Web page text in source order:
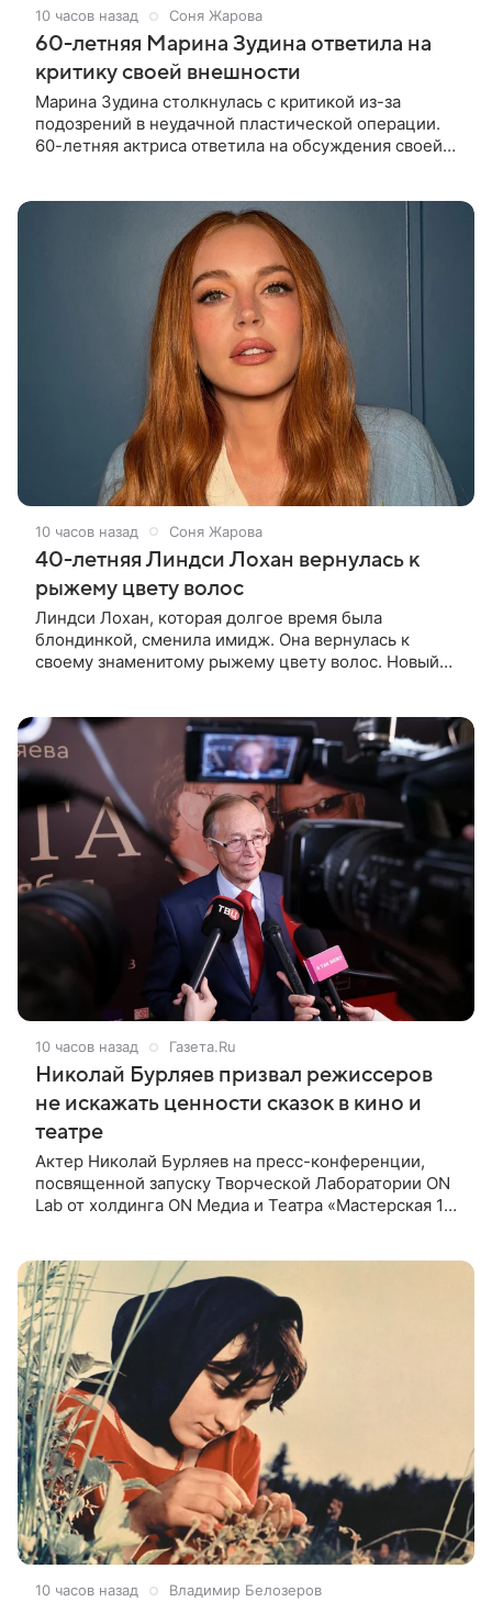
10 часов назад Соня Жарова
60-летняя Марина Зудина ответила на
критику своей внешности
Марина Зудина столкнулась с критикой из-за
подозрений в неудачной пластической операции.
60-летняя актриса ответила на обсуждения своей
10 часов назад Соня Жарова
40-летняя Линдси Лохан вернулась к
рыжему цвету волос
Линдси Лохан, которая долгое время была
блондинкой, сменила имидж. Она вернулась к
своему знаменитому рыжему цвету волос. Новый
10 часов назад Газета.Ru
Николай Бурляев призвал режиссеров
не искажать ценности сказок в кино и
театре
Актер Николай Бурляев на пресс-конференции,
посвященной запуску Творческой Лаборатории ON
Lab от холдинга ON Медиа и Театра «Мастерская 12
10 часов назад Владимир Белозеров